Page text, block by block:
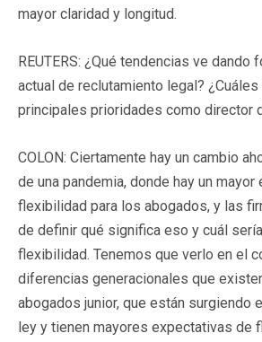
mayor claridad y longitud.
REUTERS: ¿Qué tendencias ve dando
actual de reclutamiento legal?
principales prioridades como director
COLON: Ciertamente hay un cambio
de una pandemia, donde hay un
flexibilidad para los abogados, y las
de definir qué significa eso y cuál
flexibilidad. Tenemos que verlo en el
diferencias generacionales que
abogados junior, que están surgiendo
ley y tienen mayores expectativas de